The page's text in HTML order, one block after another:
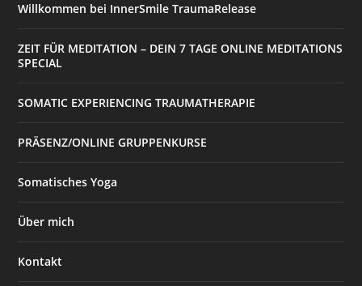
Willkommen bei InnerSmile TraumaRelease
ZEIT FÜR MEDITATION – DEIN 7 TAGE ONLINE MEDITATIONS
SPECIAL
SOMATIC EXPERIENCING TRAUMATHERAPIE
PRÄSENZ/ONLINE GRUPPENKURSE
Somatisches Yoga
Über mich
Kontakt